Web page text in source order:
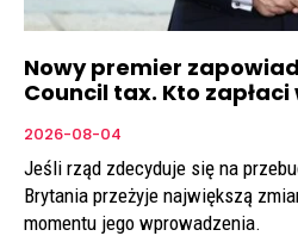
Nowy premier
Council tax. Kto zapłaci
2026-08-04
Jeśli rząd zdecyduje się na
Brytania przeżyje największą
momentu jego wprowadzenia.